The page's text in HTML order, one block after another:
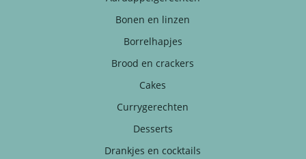
Bonen en linzen
Borrelhapjes
Brood en crackers
Cakes
Currygerechten
Desserts
Drankjes en cocktails